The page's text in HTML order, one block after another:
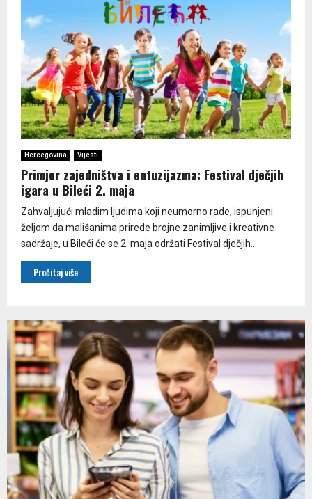
Hercegovina Vijesti
Primjer zajedništva i entuzijazma: Festival dječjih
igara u Bileći 2. maja
Zahvaljujući mladim ljudima koji neumorno rade, ispunjeni
željom da mališanima prirede brojne zanimljive i kreativne
sadržaje, u Bileći će se 2. maja održati Festival dječjih...
Pročitaj više